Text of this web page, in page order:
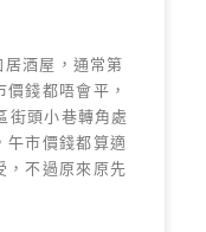
居酒屋，通常第
錢都唔會平，
街頭小巷轉角處
午市價錢都算適
，不過原來原先